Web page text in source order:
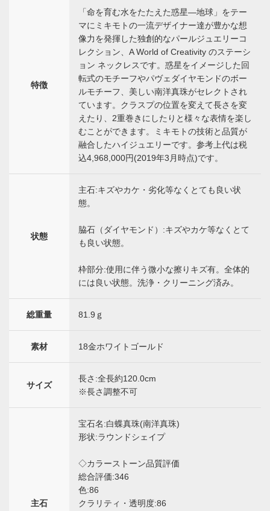
特徴
「命を育む水をたたえた惑星―地球」をテー
マにミキモトの一流デザイナー達が豊かな想
像力を発揮した独創的なパールジュエリーコ
レクション、A World of Creativity のステーシ
ョン ネックレスです。惑星をイメージした回
転式のモチーフやパヴェダイヤモンドのボー
ルモチーフ、美しい南洋真珠がセレクトされ
ています。クラスプの位置を変えて長さを変
えたり、2重巻きにしたりと様々な表情を楽し
むことができます。ミキモトの技術と品質が
融合したハイジュエリーです。参考上代は税
込4,968,000円(2019年3月時点)です。
状態
主石:キズやカケ・劣化等なくとても良い状
態。
脇石（ダイヤモンド）:キズやカケ等なくとて
も良い状態。
枠部分:使用に伴う微小な擦りキズ有。全体的
には良い状態。洗浄・クリーニング済み。
総重量 81.9ｇ
素材 18金ホワイトゴールド
サイズ
長さ:全長約120.0cm
※長さ調整不可
主石
宝石名:白蝶真珠(南洋真珠)
形状:ラウンドシェイプ
◇カラーストーン品質評価
総合評価:346
色:86
クラリティ・透明度:86